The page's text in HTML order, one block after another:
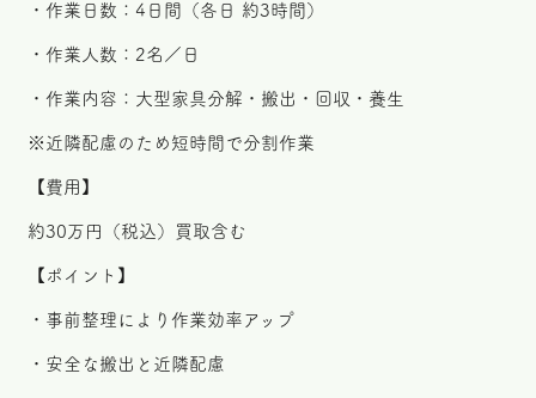
・作業日数：4日間（各日 約3時間）
・作業人数：2名／日
・作業内容：大型家具分解・搬出・回収・養生
※近隣配慮のため短時間で分割作業
【費用】
約30万円（税込）買取含む
【ポイント】
・事前整理により作業効率アップ
・安全な搬出と近隣配慮